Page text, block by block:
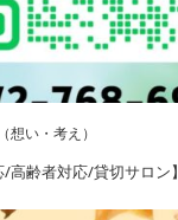
想い・考え）
高齢者対応/貸切サロン】